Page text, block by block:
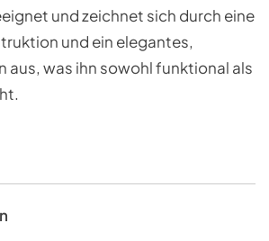
und zeichnet sich durch eine
und ein elegantes,
aus, was ihn sowohl funktional als